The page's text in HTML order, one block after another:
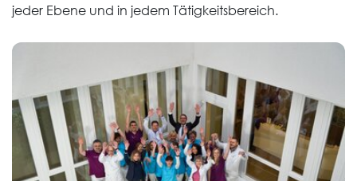
jeder Ebene und in jedem Tätigkeitsbereich.